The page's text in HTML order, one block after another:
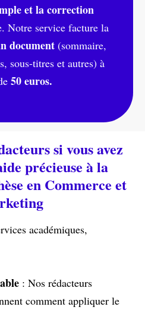
et la correction
Notre service facture la
document(sommaire,
sous-titres et autres) à
50 euros.
si vous avez
précieuse à la
en Commerce et
académiques,
: Nos rédacteurs
comment appliquer le